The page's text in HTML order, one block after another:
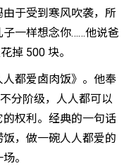
于受到寒风吹袭，所
一样想念你……他说爸
掉 500 块。
都爱卤肉饭》。他奉
分阶级，人人都可以
权利。经典的一句话
，做一碗人人都爱的
。